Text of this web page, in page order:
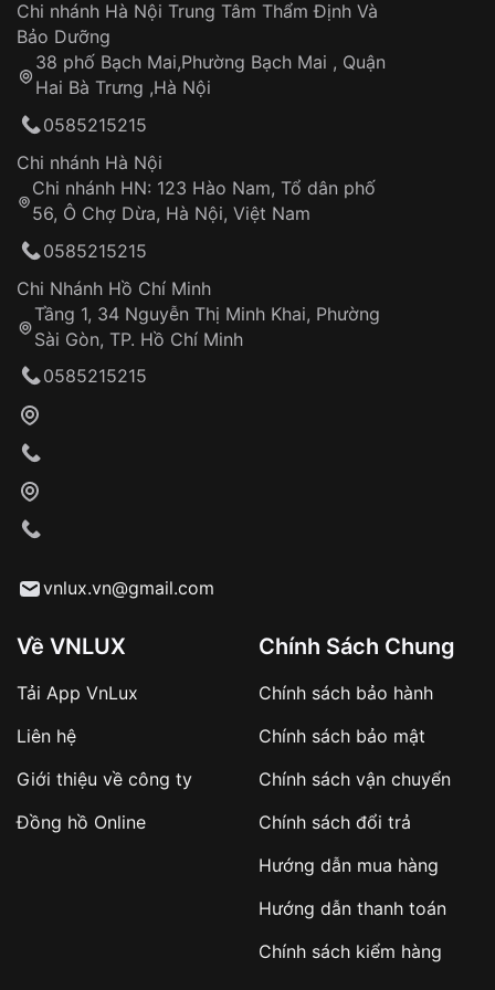
Áp dụng cho tất cả tỉnh thành trên toàn quốc
Thời gian tính từ khi xác nhận đơn hàng thành
công
Hotline: 0585 215 215
Từ khóa SEO:
Khách hàng kiểm tra và thanh toán trực tiếp
Từ khóa SEO:
sản phẩm đặc biệt
hàng
Số tiền còn lại thanh toán khi nhận hàng hoặc
✔️ Đảm bảo xử lý đơn hàng nhanh chóng
✔️ Hạn chế tình trạng hủy đơn không mong
Dây đeo
Sản phẩm đã bị:
Tự ý sửa chữa
thống VNLUX
Đảm bảo quyền lợi khách hàng
Đồng hành cùng khách hàng trong suốt quá
trình sử dụng
Chi nhánh Hà Nội Trung Tâm Thẩm Định Và
Bảo Dưỡng
38 phố Bạch Mai,Phường Bạch Mai , Quận
Hai Bà Trưng ,Hà Nội
0585215215
Chi nhánh Hà Nội
Chi nhánh HN: 123 Hào Nam, Tổ dân phố
56, Ô Chợ Dừa, Hà Nội, Việt Nam
0585215215
Chi Nhánh Hồ Chí Minh
Tầng 1, 34 Nguyễn Thị Minh Khai, Phường
Sài Gòn, TP. Hồ Chí Minh
0585215215
vnlux.vn@gmail.com
Về VNLUX
Tải App VnLux
Liên hệ
Giới thiệu về công ty
Đồng hồ Online
Chính Sách Chung
Chính sách bảo hành
Chính sách bảo mật
Chính sách vận chuyển
Chính sách đổi trả
Hướng dẫn mua hàng
Hướng dẫn thanh toán
Chính sách kiểm hàng